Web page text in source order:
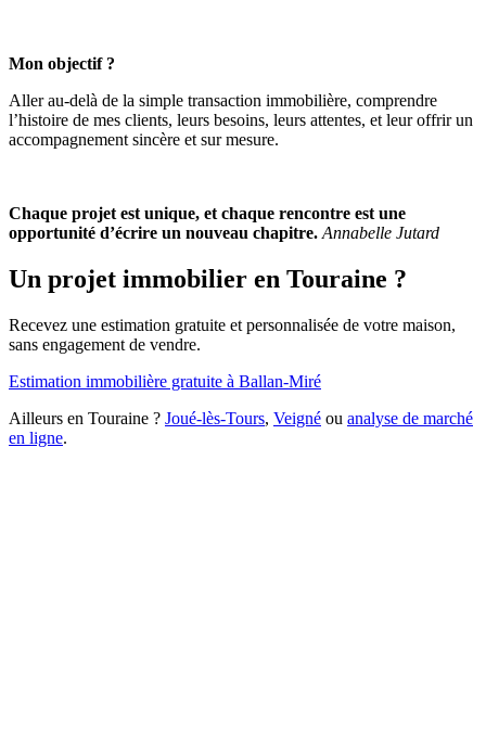
Mon objectif ?
Aller au-delà de la simple transaction immobilière, comprendre
l’histoire de mes clients, leurs besoins, leurs attentes, et leur offrir un
accompagnement sincère et sur mesure.
Chaque projet est unique, et chaque rencontre est une
opportunité d’écrire un nouveau chapitre. Annabelle Jutard
Un projet immobilier en Touraine ?
Recevez une estimation gratuite et personnalisée de votre maison,
sans engagement de vendre.
Estimation immobilière gratuite à Ballan-Miré
Ailleurs en Touraine ? Joué-lès-Tours, Veigné ou analyse de marché
en ligne.